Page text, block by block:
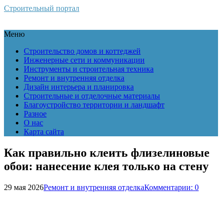
Строительный портал
Меню
Строительство домов и коттеджей
Инженерные сети и коммуникации
Инструменты и строительная техника
Ремонт и внутренняя отделка
Дизайн интерьера и планировка
Строительные и отделочные материалы
Благоустройство территории и ландшафт
Разное
О нас
Карта сайта
Как правильно клеить флизелиновые
обои: нанесение клея только на стену
29 мая 2026Ремонт и внутренняя отделкаКомментарии: 0